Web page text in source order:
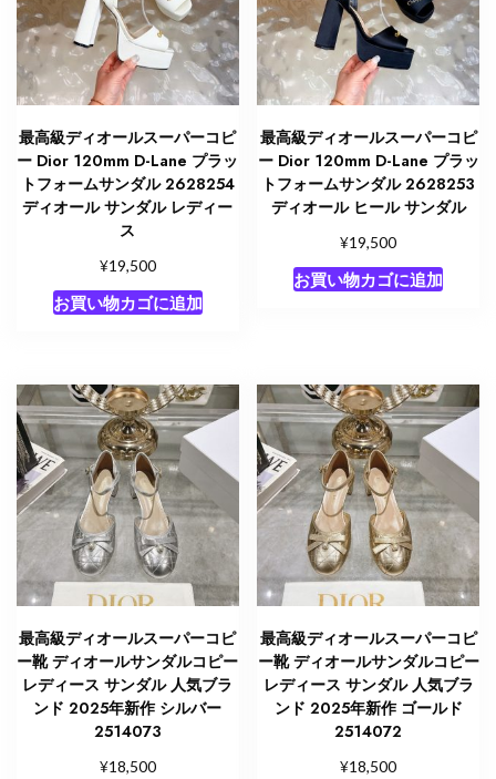
最高級ディオールスーパーコピ
ー Dior 120mm D-Lane プラッ
トフォームサンダル 2628254
ディオール サンダル レディー
ス
¥19,500
お買い物カゴに追加
最高級ディオールスーパーコピ
ー Dior 120mm D-Lane プラッ
トフォームサンダル 2628253
ディオール ヒール サンダル
¥19,500
お買い物カゴに追加
最高級ディオールスーパーコピ
ー靴 ディオールサンダルコピー
レディース サンダル 人気ブラ
ンド 2025年新作 シルバー
2514073
¥18,500
最高級ディオールスーパーコピ
ー靴 ディオールサンダルコピー
レディース サンダル 人気ブラ
ンド 2025年新作 ゴールド
2514072
¥18,500